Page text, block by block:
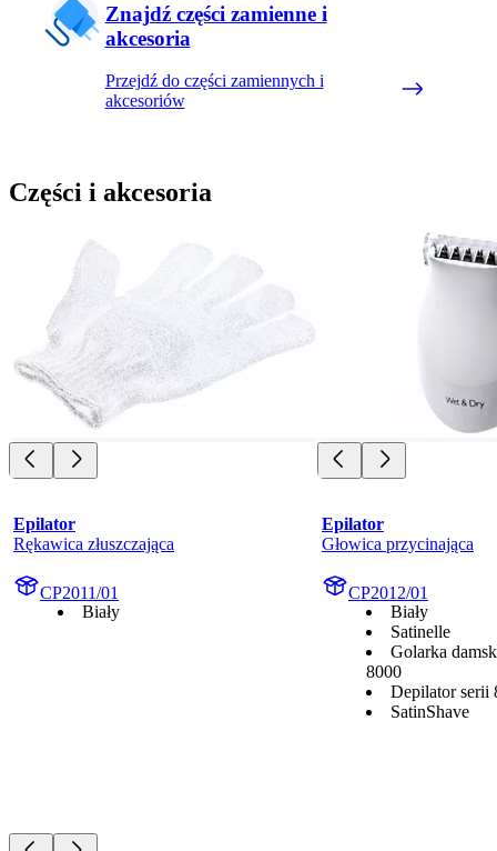
Znajdź części zamienne i
akcesoria
Przejdź do części zamiennych i
akcesoriów
Części i akcesoria
Epilator
Rękawica złuszczająca
CP2011/01
Biały
Epilator
Głowica przycinająca
CP2012/01
Biały
Satinelle
Golarka
8000
Depilator serii
SatinShave